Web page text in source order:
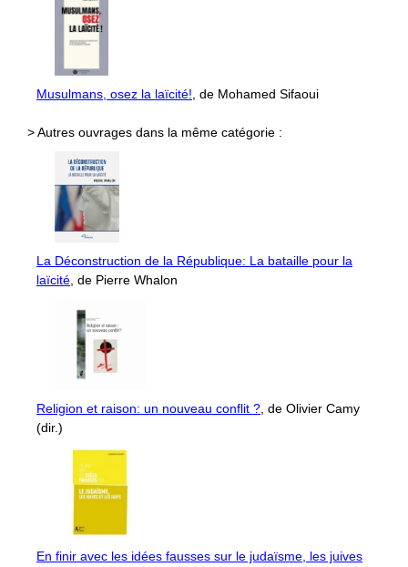
Musulmans, osez la laïcité!, de Mohamed Sifaoui
> Autres ouvrages dans la même catégorie :
La Déconstruction de la République: La bataille pour la
laïcité, de Pierre Whalon
Religion et raison: un nouveau conflit ?, de Olivier Camy
(dir.)
En finir avec les idées fausses sur le judaïsme, les juives